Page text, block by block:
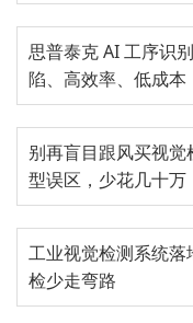
思普泰克 AI 工序识
陷、高效率、低成本
别再盲目跟风买视
型误区，少花几十万
工业视觉检测系统
检少走弯路